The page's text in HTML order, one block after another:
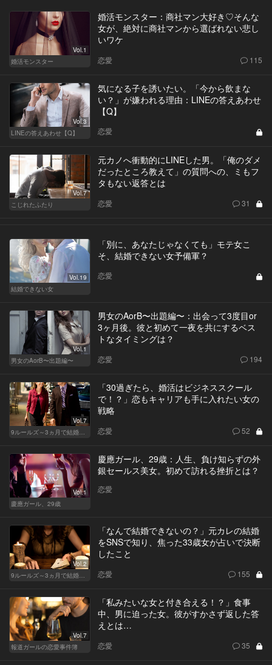
Vol.1
婚活モンスター
婚活モンスター：商社マン大好き♡そんな
女が、絶対に商社マンから選ばれない悲し
いワケ
恋愛 115
Vol.3
LINEの答えあわせ【Q】
気になる子を誘いたい。「今から飲まな
い？」が嫌われる理由：LINEの答えあわせ
【Q】
恋愛
Vol.7
こじれたふたり
元カノへ衝動的にLINEした男。「俺のダメ
だったところ教えて」の質問への、ミもフ
タもない返答とは
恋愛 31
Vol.19
結婚できない女
「別に、あなたじゃなくても」モテ女こ
そ、結婚できない女予備軍？
恋愛
Vol.1
男女のAorB〜出題編〜
男女のAorB〜出題編〜：出会って3度目or
3ヶ月後。彼と初めて一夜を共にするベス
トなタイミングは？
恋愛 194
Vol.7
9ルールズ～3ヵ月で結婚する方法～
「30過ぎたら、婚活はビジネススクール
で！？」恋もキャリアも手に入れたい女の
戦略
恋愛 52
Vol.1
慶應ガール、29歳
慶應ガール、29歳：人生、負け知らずの外
銀セールス美女。初めて訪れる挫折とは？
恋愛
Vol.2
9ルールズ～3ヵ月で結婚する方法～
「なんで結婚できないの？」元カレの結婚
をSNSで知り、焦った33歳女が占いで決断
したこと
恋愛 155
Vol.7
報道ガールの恋愛事件簿
「私みたいな女と付き合える！？」食事
中、男に迫った女。彼がすかさず返した答
えとは…
恋愛 35